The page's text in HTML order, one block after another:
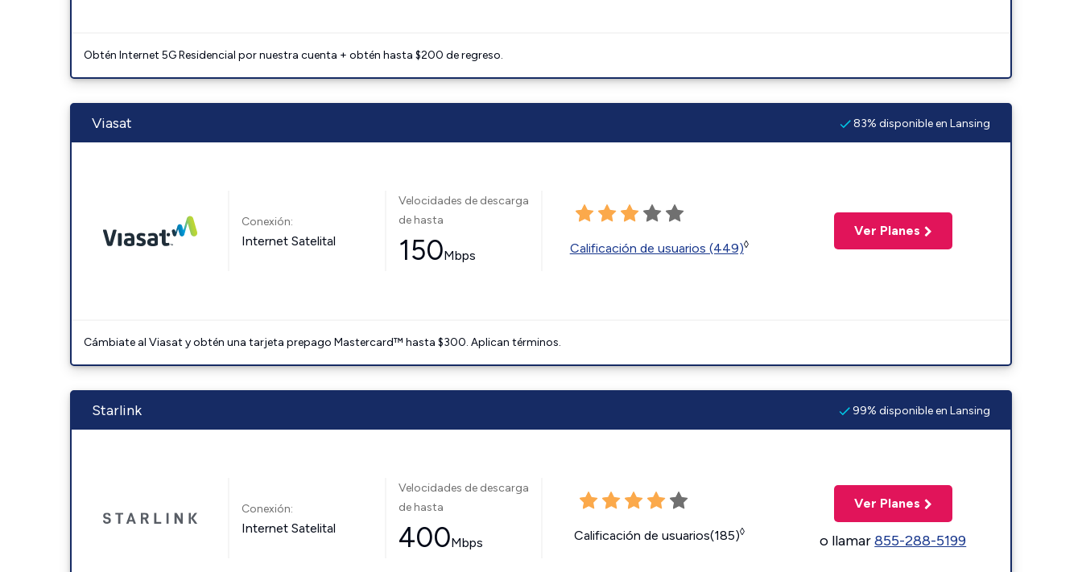
Obtén Internet 5G Residencial por nuestra cuenta + obtén hasta $200 de regreso.
Viasat 83% disponible en Lansing
Conexión:
Internet Satelital
Velocidades de descarga
de hasta
150Mbps Calificación de usuarios (449)◊
Ver Planes
Cámbiate al Viasat y obtén una tarjeta prepago Mastercard™ hasta $300. Aplican términos.
Starlink 99% disponible en Lansing
Conexión:
Internet Satelital
Velocidades de descarga
de hasta
400Mbps Calificación de usuarios(185)◊
Ver Planes
o llamar855-288-5199